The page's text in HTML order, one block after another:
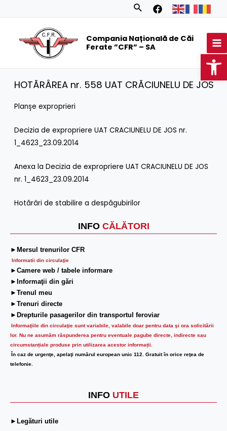
Search
Compania Națională de Căi
Ferate ”CFR” – SA
INFO CĂLĂTORI
►Mersul trenurilor CFR
Informatii din circulaţie
►Camere web / tabele informare
►Informaţii din gări
►Trenul meu
►Trenuri directe
►Drepturile pasagerilor din transportul feroviar
Informaţiile din circulaţie sunt variabile, valabile doar pentru data şi ora solicitării
lor. Nu ne asumăm răspunderea pentru eventuale pagube directe, indirecte sau
circumstanțiale produse prin utilizarea acestor informații.
În caz de urgenţe, apelaţi numărul european unic 112. Gratuit în orice reţea de
telefonie.
INFO UTILE
►Legături utile
HOTĂRÂREA nr. 558 UAT CRĂCIUNELU DE JOS
Planșe exproprieri
Decizia de expropriere UAT CRACIUNELU DE JOS nr.
1_4623_23.09.2014
Anexa la Decizia de expropriere UAT CRACIUNELU DE JOS
nr. 1_4623_23.09.2014
Hotărâri de stabilire a despăgubirilor